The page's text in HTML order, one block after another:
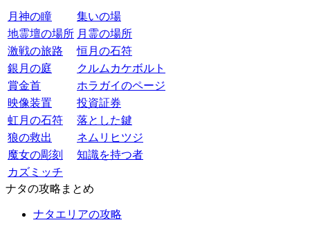
月神の瞳
集いの場
地霊壇の場所 月霊の場所
激戦の旅路
恒月の石符
銀月の庭
クルムカケボルト
賞金首
ホラガイのページ
映像装置
投資証券
虹月の石符
落とした鍵
狼の救出
ネムリヒツジ
魔女の彫刻
知識を持つ者
カズミッチ
ナタの攻略まとめ
ナタエリアの攻略